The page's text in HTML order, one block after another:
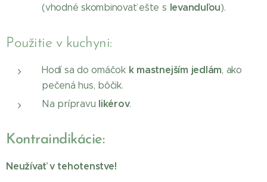
(vhodné skombinovať ešte s levanduľou).
Použitie v kuchyni:
Hodí sa do omáčok k mastnejším jedlám, ako
pečená hus, bôčik.
Na prípravu likérov.
Kontraindikácie:
Neužívať v tehotenstve!